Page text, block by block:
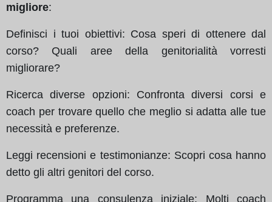
migliore:
Definisci i tuoi obiettivi: Cosa speri di ottenere dal
corso? Quali aree della genitorialità vorresti
migliorare?
Ricerca diverse opzioni: Confronta diversi corsi e
coach per trovare quello che meglio si adatta alle tue
necessità e preferenze.
Leggi recensioni e testimonianze: Scopri cosa hanno
detto gli altri genitori del corso.
Programma una consulenza iniziale: Molti coach